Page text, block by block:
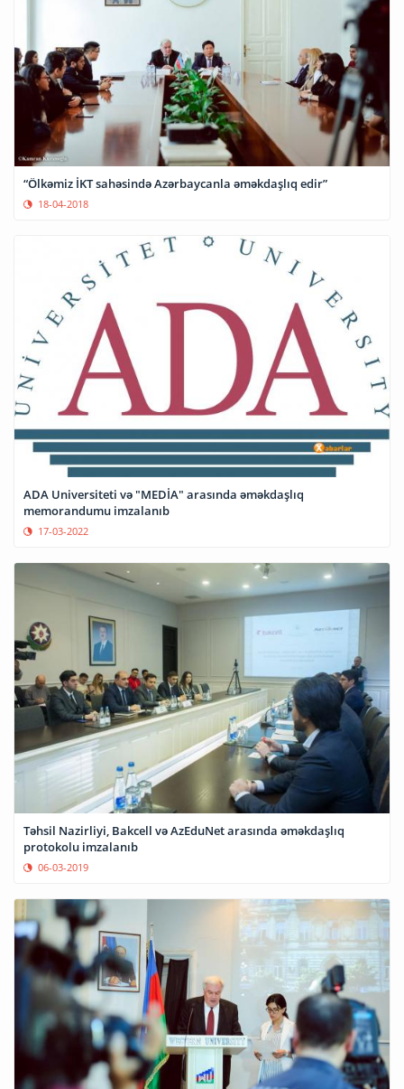
“Ölkəmiz İKT sahəsində Azərbaycanla əməkdaşlıq edir”
18-04-2018
ADA Universiteti və "MEDİA" arasında əməkdaşlıq
memorandumu imzalanıb
17-03-2022
Təhsil Nazirliyi, Bakcell və AzEduNet arasında əməkdaşlıq
protokolu imzalanıb
06-03-2019